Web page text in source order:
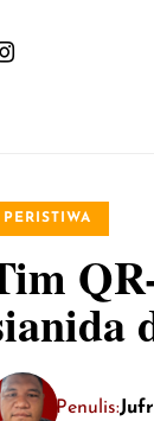
PERISTIWA
Penulis: